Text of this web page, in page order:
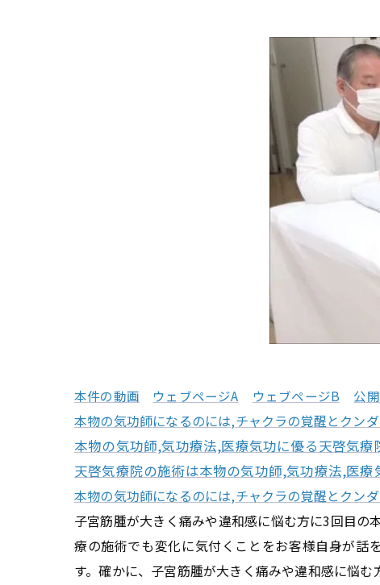
本件の動画 ウェブページA ウェブページB 公
本物の気功師になるのには,チャクラの覚醒とクン
本物の気功師,気功療法,医療気功に優る天啓気
天啓気療院の施術は本物の気功師,気功療法,医
本物の気功師になるのには,チャクラの覚醒とクン
子宮筋腫が大きく痛みや違和感に悩む方に3回目
療の施術でも変化に気付くことをお客様自身が話
す。確かに、子宮筋腫が大きく痛みや違和感に悩